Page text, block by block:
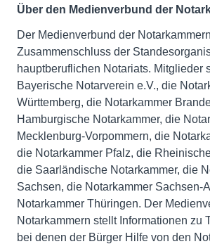
Über den Medienverbund der
Der Medienverbund der
Zusammenschluss der
hauptberuflichen Notariats. Mitglieder
Bayerische Notarverein e.V., die
Württemberg, die Notarkammer
Hamburgische Notarkammer, die
Mecklenburg-Vorpommern, die
die Notarkammer Pfalz, die
die Saarländische Notarkammer, die
Sachsen, die Notarkammer Sachsen-
Notarkammer Thüringen. Der
Notarkammern stellt Informationen zu
bei denen der Bürger Hilfe von den